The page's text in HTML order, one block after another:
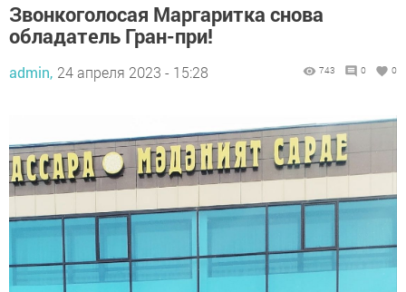
Звонкоголосая Маргаритка снова
обладатель Гран-при!
admin, 24 апреля 2023 - 15:28 743 0 0